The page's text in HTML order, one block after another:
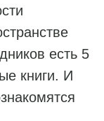
есть 5
книги. И